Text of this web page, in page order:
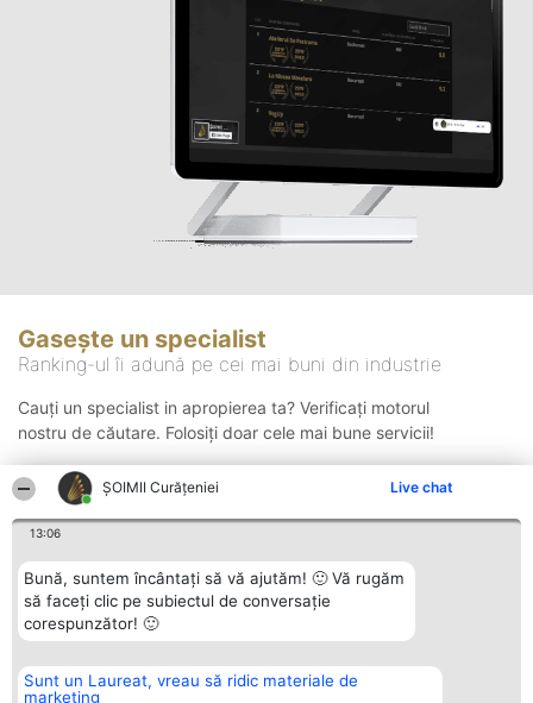
ȘOIMII Curățeniei Live chat
13:06
Bună, suntem încântați să vă ajutăm! 🙂 Vă rugăm
să faceți clic pe subiectul de conversație
corespunzător! 🙂
Sunt un Laureat, vreau să ridic materiale de
marketing
Gasește un specialist
Ranking-ul îi adună pe cei mai buni din industrie
Cauți un specialist in apropierea ta? Verificați motorul
nostru de căutare. Folosiți doar cele mai bune servicii!
Organizator Ranking
BRIGHT SOLUTIONS BR SRL
Plebiscyt Contact